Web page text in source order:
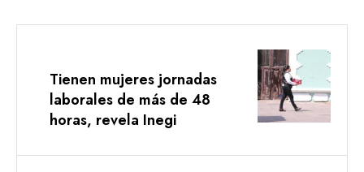
Tienen mujeres jornadas
laborales de más de 48
horas, revela Inegi